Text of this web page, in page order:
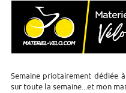
Semaine priotairement dédiée
sur toute la semaine...et mon